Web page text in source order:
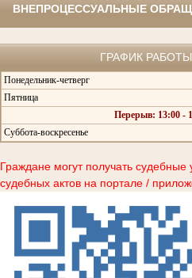
ВНЕПРОЦЕССУАЛЬНЫЕ
ГРАФИК
Понедельник-четверг
Пятница
Перерыв: 13:00 -
Суббота-воскресенье
Граждане могут получать
судебных актов на портале /